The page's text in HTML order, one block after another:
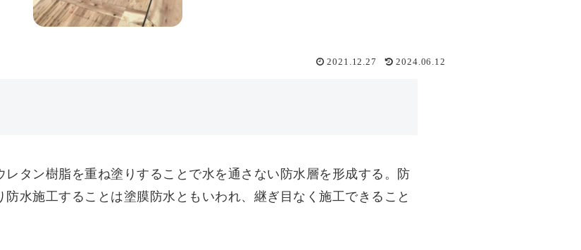
2021.12.27 2024.06.12
タン樹脂を重ね塗りすることで水を通さない防水層を形成する。防
水施工することは塗膜防水ともいわれ、継ぎ目なく施工できること